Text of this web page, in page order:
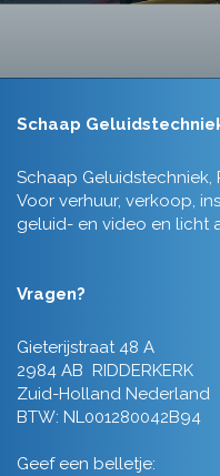
Schaap
Schaap
Voor verhuur, verkoop,
geluid- en video en licht
Vragen?
Gieterijstraat 48 A
2984 AB RIDDERKERK
Zuid-Holland Nederland
BTW: NL001280042B94
Geef een belletje: